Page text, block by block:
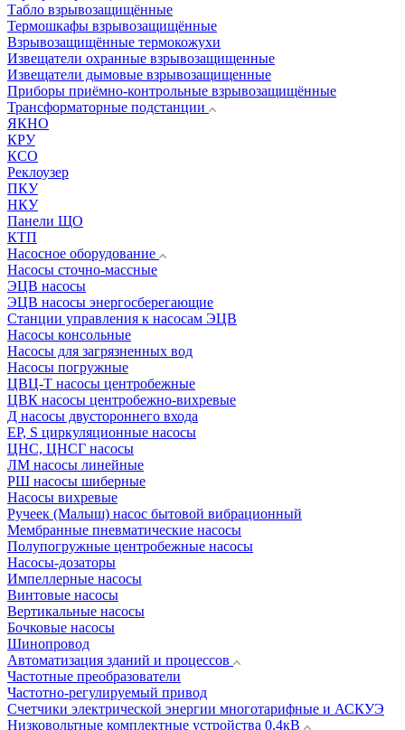
Табло взрывозащищённые
Термошкафы взрывозащищённые
Взрывозащищённые термокожухи
Извещатели охранные взрывозащищенные
Извещатели дымовые взрывозащищенные
Приборы приёмно-контрольные взрывозащищённые
Трансформаторные подстанции
ЯКНО
КРУ
КСО
Реклоузер
ПКУ
НКУ
Панели ЩО
КТП
Насосное оборудование
Насосы сточно-массные
ЭЦВ насосы
ЭЦВ насосы энергосберегающие
Станции управления к насосам ЭЦВ
Насосы консольные
Насосы для загрязненных вод
Насосы погружные
ЦВЦ-Т насосы центробежные
ЦВК насосы центробежно-вихревые
Д насосы двустороннего входа
EP, S циркуляционные насосы
ЦНС, ЦНСГ насосы
ЛМ насосы линейные
РШ насосы шиберные
Насосы вихревые
Ручеек (Малыш) насос бытовой вибрационный
Мембранные пневматические насосы
Полупогружные центробежные насосы
Насосы-дозаторы
Импеллерные насосы
Винтовые насосы
Вертикальные насосы
Бочковые насосы
Шинопровод
Автоматизация зданий и процессов
Частотные преобразователи
Частотно-регулируемый привод
Счетчики электрической энергии многотарифные и АСКУЭ
Низковольтные комплектные устройства 0,4кВ